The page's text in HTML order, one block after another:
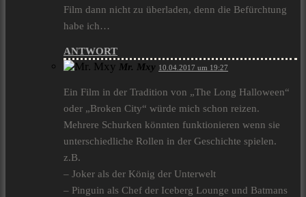
Film dann nicht zu überladen, denn die Befürchtung
habe ich…
ANTWORT
Mr. Mxy 10.04.2017 um 19:27
Ein Film in der Tradition von „The Long Halloween“
oder „Broken City“ würde mich schon reizen.
Mehrere Schurken könnten funktionieren wenn sie
unterschiedliche Rollen in der Geschichte spielen.
z.B.
– Joker als der König der Unterwelt
– Pinguin als Chef der Iceberg Lounge und Batmans